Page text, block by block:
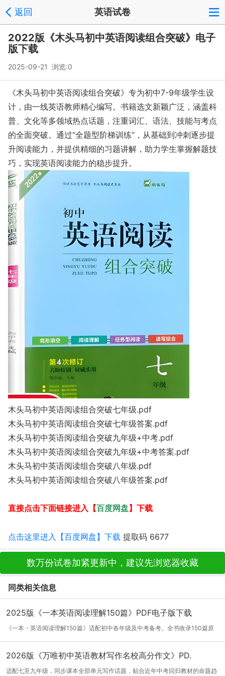
返回 英语试卷
2022版《木头马初中英语阅读组合突破》电子
版下载
2025-09-21 浏览:0
《木头马初中英语阅读组合突破》专为初中7-9年级学生设
计，由一线英语教师精心编写。书籍选文新颖广泛，涵盖科
普、文化等多领域热点话题，注重词汇、语法、技能与考点
的全面突破。通过“全题型阶梯训练”，从基础到冲刺逐步提
升阅读能力，并提供精细的习题讲解，助力学生掌握解题技
巧，实现英语阅读能力的稳步提升。
木头马初中英语阅读组合突破七年级.pdf
木头马初中英语阅读组合突破七年级答案.pdf
木头马初中英语阅读组合突破九年级+中考.pdf
木头马初中英语阅读组合突破九年级+中考答案.pdf
木头马初中英语阅读组合突破八年级.pdf
木头马初中英语阅读组合突破八年级答案.pdf
直接点击下面链接进入【百度网盘】下载
点击这里进入【百度网盘】下载 提取码 6677
数万份试卷加紧更新中，建议先浏览器收藏
同类相关信息
2025版《一本英语阅读理解150篇》PDF电子版下载
《一本・英语阅读理解150篇》适配初中各年级及中考备考。全书收录150篇原
创阅读篇...[详细]
2026版《万唯初中英语教材写作名校高分作文》PD.
适配七至九年级，同步课本全部单元写作话题，贴合近年中考回归教材的命题趋